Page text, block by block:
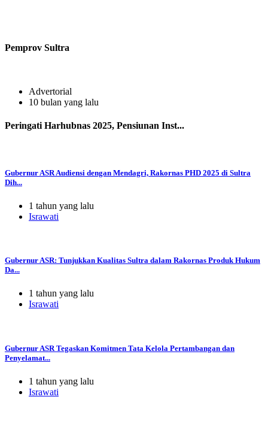
Pemprov Sultra
Advertorial
10 bulan yang lalu
Peringati Harhubnas 2025, Pensiunan Inst...
Gubernur ASR Audiensi dengan Mendagri, Rakornas PHD 2025 di Sultra
Dih...
1 tahun yang lalu
Israwati
Gubernur ASR: Tunjukkan Kualitas Sultra dalam Rakornas Produk Hukum
Da...
1 tahun yang lalu
Israwati
Gubernur ASR Tegaskan Komitmen Tata Kelola Pertambangan dan
Penyelamat...
1 tahun yang lalu
Israwati